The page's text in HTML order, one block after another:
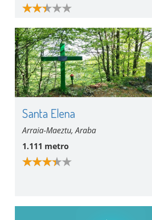
Santa Elena
Arraia-Maeztu, Araba
1.111 metro